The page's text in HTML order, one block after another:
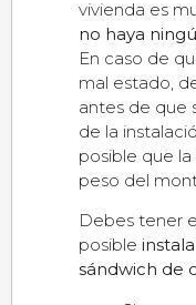
vivienda es
no haya
En caso de
mal estado,
antes de que
de la
posible que
peso del
Debes tener
posible
sándwich de